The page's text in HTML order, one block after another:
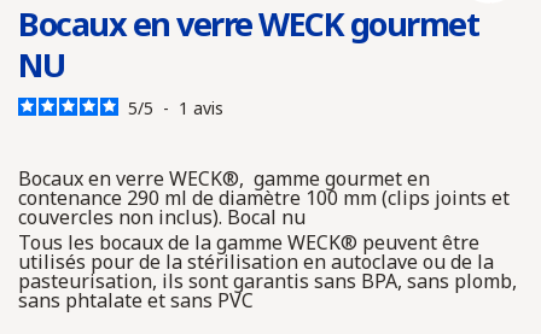
Bocaux en verre WECK gourmet
NU
5/5 - 1 avis
Bocaux en verre WECK®, gamme gourmet en
contenance 290 ml de diamètre 100 mm (clips joints et
couvercles non inclus). Bocal nu
Tous les bocaux de la gamme WECK® peuvent être
utilisés pour de la stérilisation en autoclave ou de la
pasteurisation, ils sont garantis sans BPA, sans plomb,
sans phtalate et sans PVC